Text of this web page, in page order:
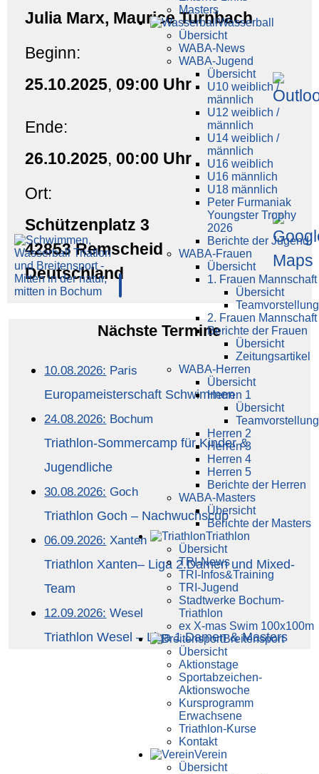
Masters
Wasser­ball
Übersicht
WABA-News
WABA-Jugend
Übersicht
U10 weiblich /
männlich
U12 weiblich /
männlich
U14 weiblich /
männlich
U16 weiblich
U16 männlich
U18 männlich
Peter Furmaniak
Youngster Trophy
2026
Berichte der Jugend
WABA-Frauen
Übersicht
1. Frauen Mannschaft
Übersicht
Teamvorstellung
2. Frauen Mannschaft
Berichte der Frauen
Übersicht
Zeitungsartikel
WABA-Herren
Übersicht
Herren 1
Übersicht
Teamvorstellung
Herren 2
Herren 3
Herren 4
Herren 5
Berichte der Herren
WABA-Masters
Übersicht
Berichte der Masters
Triathlon
Übersicht
TRI-News
TRI-Infos&Training
TRI-Jugend
Stadtwerke Bochum-
Triathlon
ex X-mas Swim 100x100m
Breiten­sport
Übersicht
Aktionstage
Sportabzeichen-
Aktionswoche
Kursprogramm
Erwachsene
Triathlon-Kurse
Kontakt
Verein
Übersicht
Julia Marx, Maurice Turnbach
Beginn:
25.10.2025, 09:00 Uhr
Ende:
26.10.2025, 00:00 Uhr
Ort:
Schützenplatz 3
42853 Remscheid
Deutschland
Nächste Termine
10.08.2026: Paris
Europameisterschaft Schwimmen
24.08.2026: Bochum
Triathlon-Sommercamp für Kinder &
Jugendliche
30.08.2026: Goch
Triathlon Goch – Nachwuchscup
06.09.2026: Xanten
Triathlon Xanten– Liga 2.Damen und Mixed-
Team
12.09.2026: Wesel
Triathlon Wesel – Liga 1.Damen & Masters